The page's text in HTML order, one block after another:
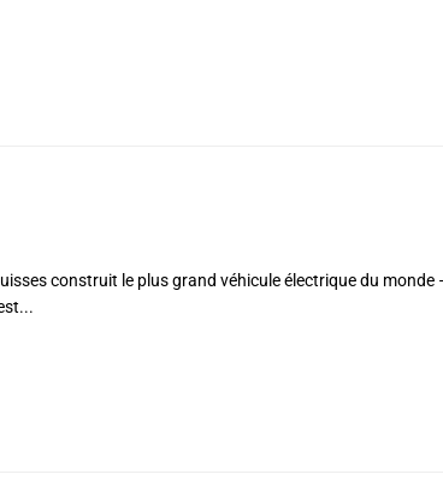
construit le plus grand véhicule électrique du monde